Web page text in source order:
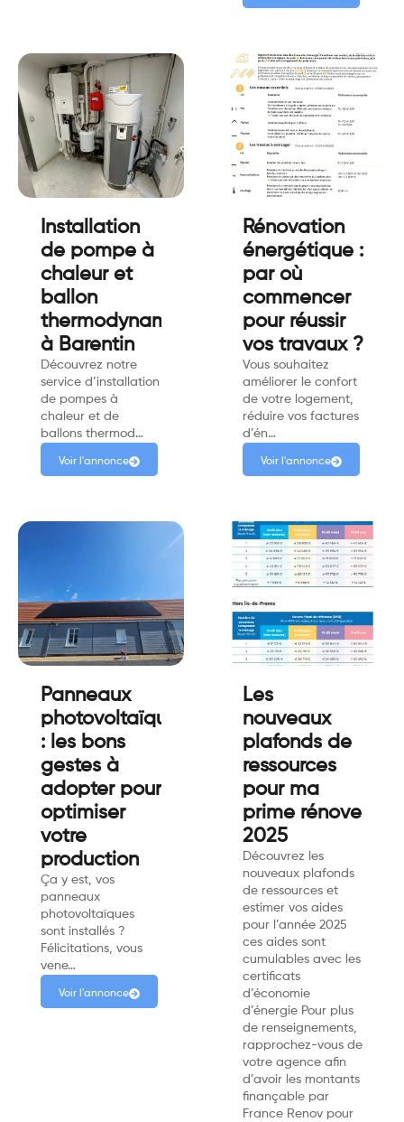
Installation
de pompe à
chaleur et
ballon
thermodynamique
à Barentin
Découvrez notre
service d’installation
de pompes à
chaleur et de
ballons thermod…
Voir l'annonce
Rénovation
énergétique :
par où
commencer
pour réussir
vos travaux ?
Vous souhaitez
améliorer le confort
de votre logement,
réduire vos factures
d’én…
Voir l'annonce
Panneaux
photovoltaïques
: les bons
gestes à
adopter pour
optimiser
votre
production
Ça y est, vos
panneaux
photovoltaïques
sont installés ?
Félicitations, vous
vene…
Voir l'annonce
Les
nouveaux
plafonds de
ressources
pour ma
prime rénove
2025
Découvrez les
nouveaux plafonds
de ressources et
estimer vos aides
pour l’année 2025
ces aides sont
cumulables avec les
certificats
d’économie
d’énergie Pour plus
de renseignements,
rapprochez-vous de
votre agence afin
d’avoir les montants
finançable par
France Renov pour